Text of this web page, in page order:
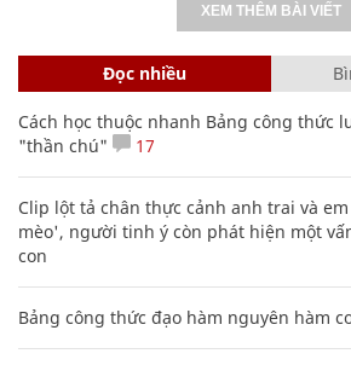
XEM THÊM BÀI VIẾT
Đọc nhiều
Cách học thuộc nhanh Bảng công thức
"thần chú"
17
Clip lột tả chân thực cảnh anh trai và
mèo', người tinh ý còn phát hiện một
con
Bảng công thức đạo hàm nguyên hàm